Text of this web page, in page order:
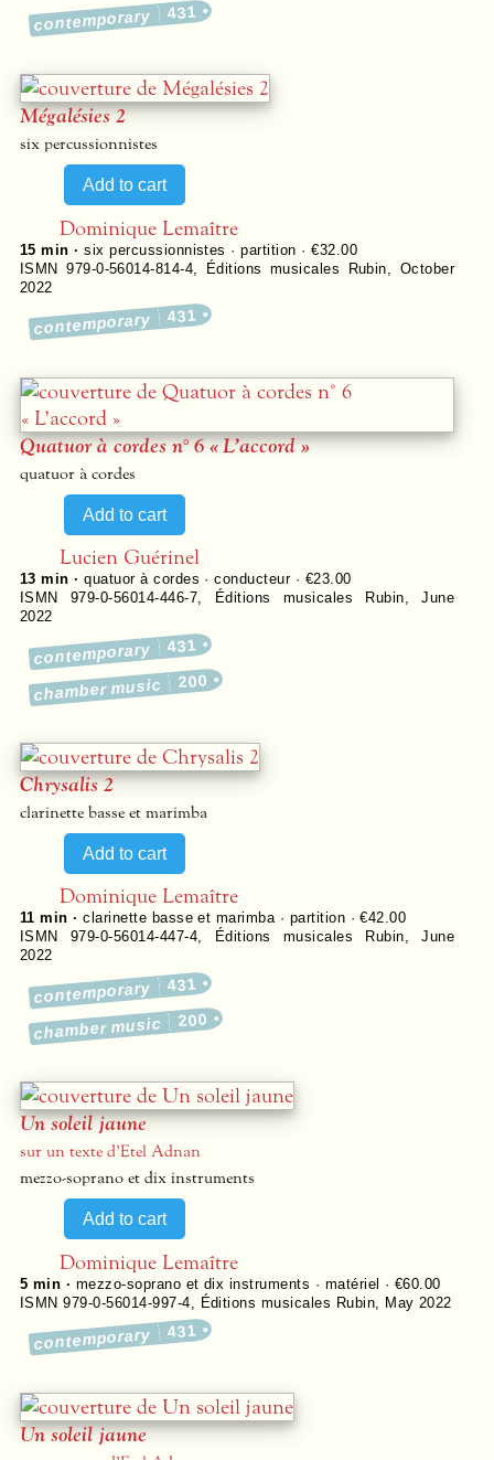
contemporary 431
Mégalésies 2
six percussionnistes
Dominique Lemaître
15 min ·six percussionnistes · partition · €32.00
ISMN 979-0-56014-814-4
Éditions musicales Rubin
October
2022
contemporary 431
Quatuor à cordes n° 6 « L’accord »
quatuor à cordes
Lucien Guérinel
13 min ·quatuor à cordes · conducteur · €23.00
ISMN 979-0-56014-446-7, Éditions musicales Rubin,June
2022
contemporary 431
chamber music 200
Chrysalis 2
clarinette basse et marimba
Dominique Lemaître
11 min ·clarinette basse et marimba · partition · €42.00
ISMN 979-0-56014-447-4, Éditions musicales Rubin,June
2022
contemporary 431
chamber music 200
Un soleil jaune
sur un texte d’Etel Adnan
mezzo-soprano et dix instruments
Dominique Lemaître
5 min · mezzo-soprano et dix instruments · matériel · €60.00
ISMN 979-0-56014-997-4
Éditions musicales Rubin May 2022
contemporary 431
Un soleil jaune